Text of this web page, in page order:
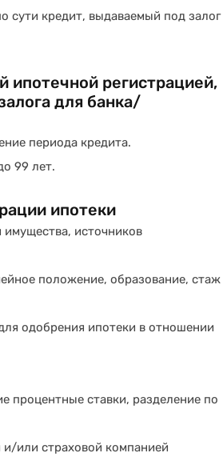
сути кредит, выдаваемый под залог
ипотечной регистрацией,
для банка/
периода кредита.
99 лет.
ипотеки
источников
положение, образование, стаж
одобрения ипотеки в отношении
процентные ставки, разделение по
или страховой компанией